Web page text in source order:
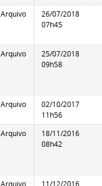
Arquivo
26/07/2018
07h45
Arquivo
25/07/2018
09h58
Arquivo
02/10/2017
11h56
Arquivo
18/11/2016
08h42